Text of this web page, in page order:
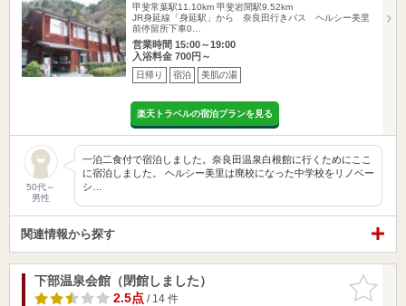
甲斐常葉駅11.10km 甲斐岩間駅9.52km
JR身延線「身延駅」から 奈良田行きバス ヘルシー美里
前停留所下車0…
営業時間 15:00～19:00
入浴料金 700円～
日帰り 宿泊 美肌の湯
楽天トラベルの宿泊プランを見る
50代～
男性
一泊二食付で宿泊しました。奈良田温泉白根館に行くためにここ
に宿泊しました。 ヘルシー美里は廃校になった中学校をリノベー
シ…
関連情報から探す
お気に入
りに追加
下部温泉会館（閉館しました）
2.5点/ 14 件